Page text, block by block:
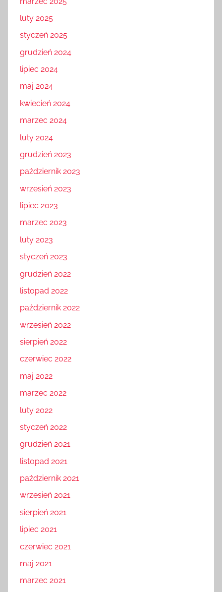
luty 2025
styczeń 2025
grudzień 2024
lipiec 2024
maj 2024
kwiecień 2024
marzec 2024
luty 2024
grudzień 2023
październik 2023
wrzesień 2023
lipiec 2023
marzec 2023
luty 2023
styczeń 2023
grudzień 2022
listopad 2022
październik 2022
wrzesień 2022
sierpień 2022
czerwiec 2022
maj 2022
marzec 2022
luty 2022
styczeń 2022
grudzień 2021
listopad 2021
październik 2021
wrzesień 2021
sierpień 2021
lipiec 2021
czerwiec 2021
maj 2021
marzec 2021